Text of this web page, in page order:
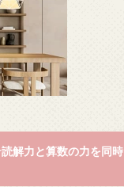
解力と算数の力を同時